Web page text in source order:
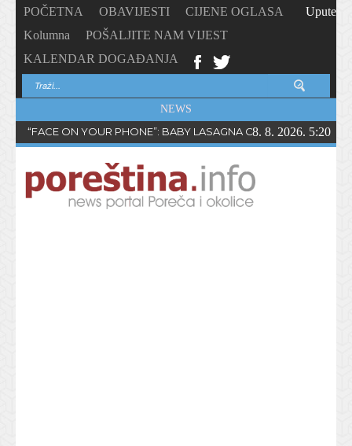
POČETNA OBAVIJESTI
CIJENE OGLASA
Kolumna
POŠALJITE NAM VIJEST
KALENDAR DOGAĐANJA
Upute
NEWS
“FACE ON YOUR PHONE”: BABY LASAGNA OBJAVIO NOVI
8. 8. 2026. 5:20